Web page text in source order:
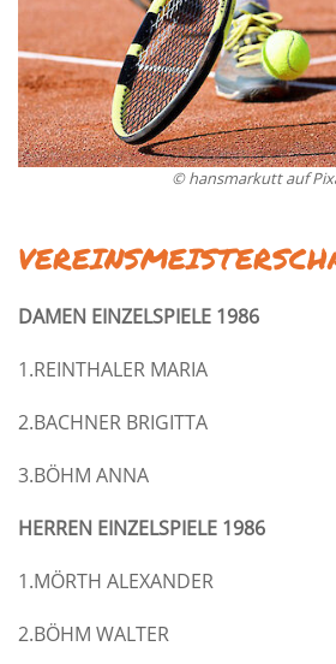
© hansmarkutt auf
DAMEN EINZELSPIELE 1986
1.REINTHALER MARIA
2.BACHNER BRIGITTA
3.BÖHM ANNA
HERREN EINZELSPIELE 1986
1.MÖRTH ALEXANDER
2.BÖHM WALTER